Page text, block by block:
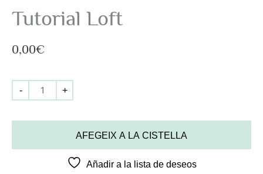
Tutorial Loft
0,00€
- +
AFEGEIX A LA CISTELLA
Añadir a la lista de deseos